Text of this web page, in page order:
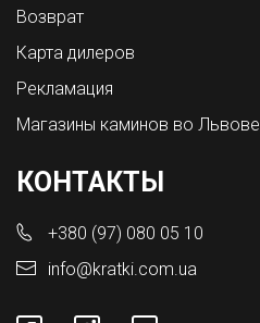
Возврат
Карта дилеров
Рекламация
Магазины каминов во Львове
КОНТАКТЫ
+380 (97) 080 05 10
info@kratki.com.ua